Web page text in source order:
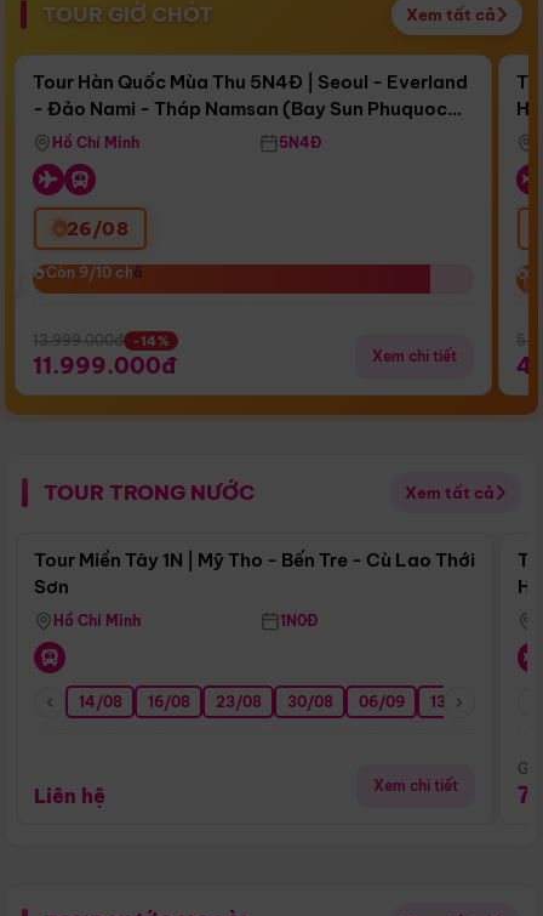
TOUR GIỜ CHÓT Xem tất cả
Còn16 ngày 07:10:11
Bay Sun Phuquoc Airways
Điểm nổi bật
Tour Hàn Quốc Mùa Thu 5N4Đ | Seoul - Everland
- Đảo Nami - Tháp Namsan (Bay Sun Phuquoc
Airways)
Hồ Chí Minh 5N4Đ
26/08
Còn 9/10 chỗ
Còn 9/10 chỗ
13.999.000đ -14%
11.999.000đ Xem chi tiết
TOUR TRONG NƯỚC Xem tất cả
Điểm nổi bật
Tour Miền Tây 1N | Mỹ Tho - Bến Tre - Cù Lao Thới
Sơn
Hồ Chí Minh 1N0Đ
14/08 16/08 23/08 30/08 06/09 13/09
Liên hệ Xem chi tiết